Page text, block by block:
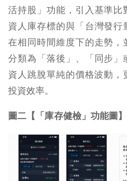
活持股」功能，引入基準比
資人庫存標的與 「 台灣發行
在相同時間維度下的走勢，
分類為「落後」、「同步」
資人跳脫單純的價格波動，
投資效率。
圖二【「庫存健檢」功能圖】